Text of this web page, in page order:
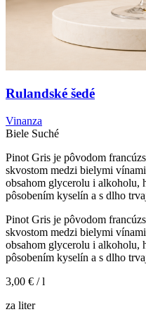
Rulandské šedé
Vinanza
Biele Suché
Pinot Gris je pôvodom
skvostom medzi bielymi
obsahom glycerolu i alkoholu,
pôsobením kyselín a s dlho
Pinot Gris je pôvodom
skvostom medzi bielymi
obsahom glycerolu i alkoholu,
pôsobením kyselín a s dlho
3,00 € / l
za liter